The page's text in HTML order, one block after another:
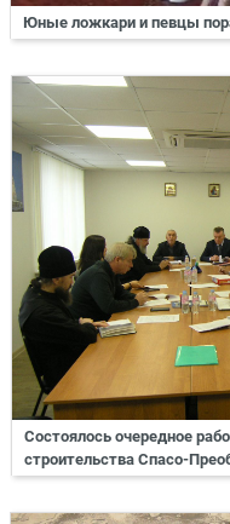
Юные ложкари и певцы
Состоялось очередное
строительства Спасо-